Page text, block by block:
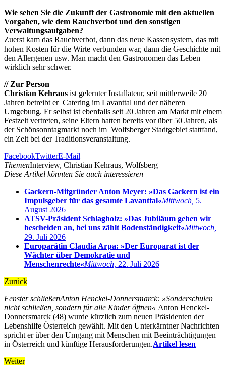
Wie sehen Sie die Zukunft der Gastronomie mit den aktuellen
Vorgaben, wie dem Rauchverbot und den sonstigen
Verwaltungsaufgaben?
Zuerst kam das Rauchverbot, dann das neue Kassensystem, das mit
hohen Kosten für die Wirte verbunden war, dann die Geschichte mit
den Allergenen usw. Man macht den Gastronomen das Leben
wirklich sehr schwer.
// Zur Person
Christian Kehraus ist gelernter Installateur, seit mittlerweile 20
Jahren betreibt er Catering im Lavanttal und der näheren
Umgebung. Er selbst ist ebenfalls seit 20 Jahren am Markt mit einem
Festzelt vertreten, seine Eltern hatten bereits vor über 50 Jahren, als
der Schönsonntagmarkt noch im Wolfsberger Stadtgebiet stattfand,
ein Zelt bei der Traditionsveranstaltung.
FacebookTwitterE-Mail
ThemenInterview, Christian Kehraus, Wolfsberg
Diese Artikel könnten Sie auch interessieren
Gackern-Mitgründer Anton Meyer: »Das Gackern ist ein
Impulsgeber für das gesamte Lavanttal«Mittwoch, 5.
August 2026
ATSV-Präsident Schlagholz: »Das Jubiläum gehen wir
bescheiden an, bei uns zählt Bodenständigkeit«Mittwoch,
29. Juli 2026
Europarätin Claudia Arpa: »Der Europarat ist der
Wächter über Demokratie und
Menschenrechte«Mittwoch, 22. Juli 2026
Zurück
Fenster schließenAnton Henckel-Donnersmarck: »Sonderschulen
nicht schließen, sondern für alle Kinder öffnen« Anton Henckel-
Donnersmarck (48) wurde kürzlich zum neuen Präsidenten der
Lebenshilfe Österreich gewählt. Mit den Unterkärntner Nachrichten
spricht er über den Umgang mit Menschen mit Beeinträchtigungen
in Österreich und künftige Herausforderungen.Artikel lesen
Weiter